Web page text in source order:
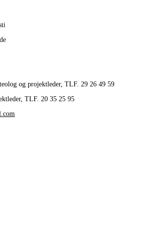
og projektleder, TLF. 29 26 49 59
TLF. 20 35 25 95